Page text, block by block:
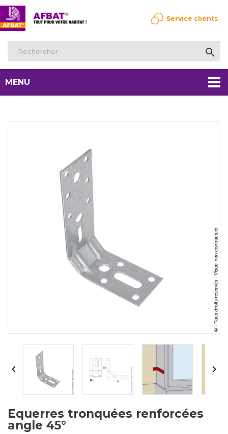

Service clients
MENU
 
Equerres tronquées renforcées
angle 45°